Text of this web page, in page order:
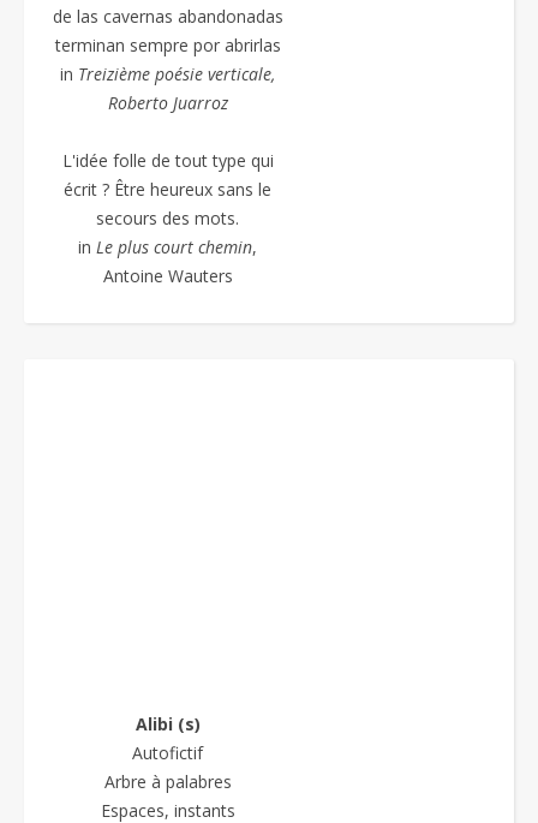
de las cavernas abandonadas
terminan sempre por abrirlas
in Treizième poésie verticale,
Roberto Juarroz
L'idée folle de tout type qui
écrit ? Être heureux sans le
secours des mots.
in Le plus court chemin,
Antoine Wauters
Alibi (s)
Autofictif
Arbre à palabres
Espaces, instants